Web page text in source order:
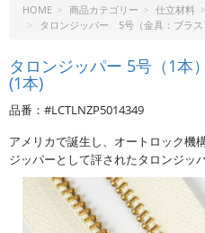
ラ
フ
ド
ッ
ト・
ェ
ー
ピ
HOME 商品カテゴリー 仕立材料
タロンジッパー 5号（金具：ブラス
タロンジッパー 5号（1本
(1本)
品番：#LCTLNZP5014349
アメリカで誕生し、オートロック機
ジッパーとして評されたタロンジッ